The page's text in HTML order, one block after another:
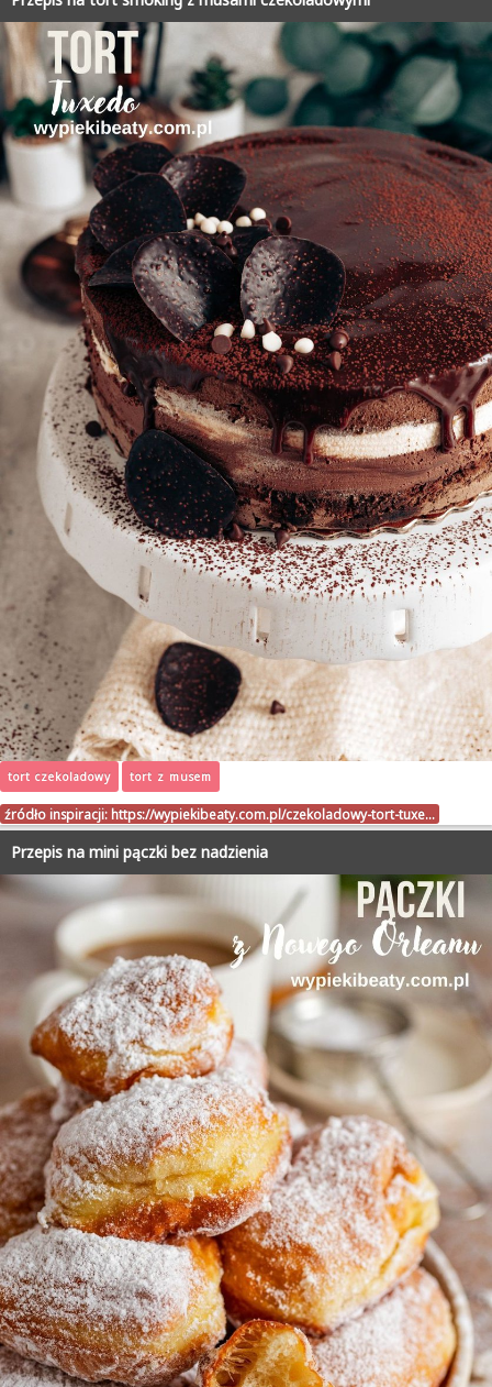
tort czekoladowy tort z musem
źródło inspiracji: https://wypiekibeaty.com.pl/czekoladowy-tort-tuxe…
Przepis na mini pączki bez nadzienia